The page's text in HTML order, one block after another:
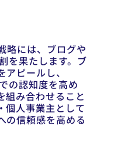
略には、ブログや
を果たします。ブ
ピールし、
の認知度を高め
組み合わせること
個人事業主として
の信頼感を高める